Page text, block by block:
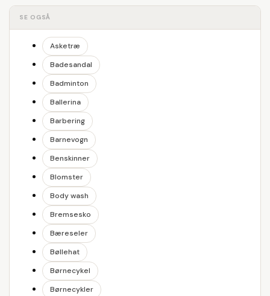
SE OGSÅ
Asketræ
Badesandal
Badminton
Ballerina
Barbering
Barnevogn
Benskinner
Blomster
Body wash
Bremsesko
Bæreseler
Bøllehat
Børnecykel
Børnecykler